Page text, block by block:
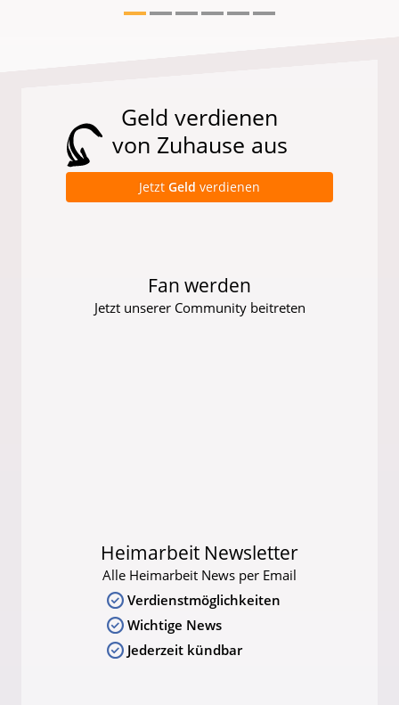
Geld verdienen
von Zuhause aus
Jetzt Geld verdienen
Fan werden
Jetzt unserer Community beitreten
Heimarbeit Newsletter
Alle Heimarbeit News per Email
Verdienstmöglichkeiten
Wichtige News
Jederzeit kündbar